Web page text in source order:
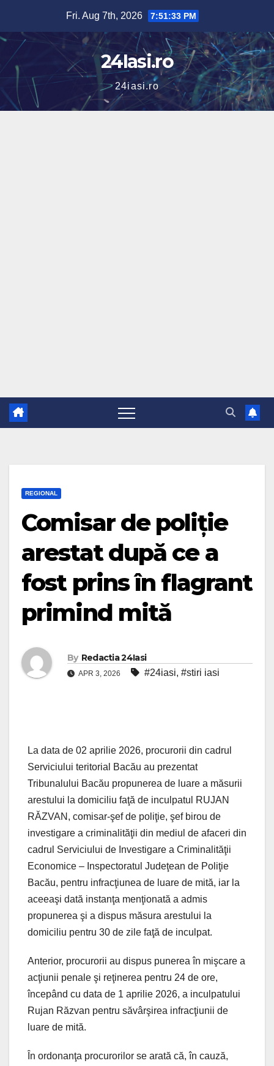
content
Fri. Aug 7th, 2026 7:51:34 PM
24Iasi.ro
24iasi.ro
REGIONAL
Comisar de poliție
arestat după ce a
fost prins în flagrant
primind mită
By Redactia 24Iasi
APR 3, 2026 #24iasi, #stiri iasi
La data de 02 aprilie 2026, procurorii din cadrul
Serviciului teritorial Bacău au prezentat
Tribunalului Bacău propunerea de luare a măsurii
arestului la domiciliu faţă de inculpatul RUJAN
RĂZVAN, comisar-şef de poliţie, şef birou de
investigare a criminalităţii din mediul de afaceri din
cadrul Serviciului de Investigare a Criminalităţii
Economice – Inspectoratul Judeţean de Poliţie
Bacău, pentru infracţiunea de luare de mită, iar la
aceeaşi dată instanţa menţionată a admis
propunerea şi a dispus măsura arestului la
domiciliu pentru 30 de zile faţă de inculpat.
Anterior, procurorii au dispus punerea în mişcare a
acţiunii penale şi reţinerea pentru 24 de ore,
începând cu data de 1 aprilie 2026, a inculpatului
Rujan Răzvan pentru săvârşirea infracţiunii de
luare de mită.
În ordonanţa procurorilor se arată că, în cauză,